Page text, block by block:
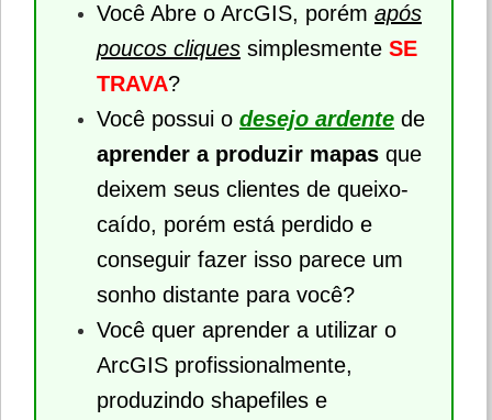
Você Abre o ArcGIS, porém após
poucos cliques simplesmente SE
TRAVA?
Você possui o desejo ardente de
aprender a produzir mapas que
deixem seus clientes de queixo-
caído, porém está perdido e
conseguir fazer isso parece um
sonho distante para você?
Você quer aprender a utilizar o
ArcGIS profissionalmente,
produzindo shapefiles e